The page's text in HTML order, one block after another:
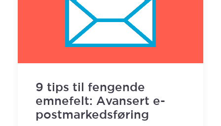
9 tips til fengende
emnefelt: Avansert e-
postmarkedsføring